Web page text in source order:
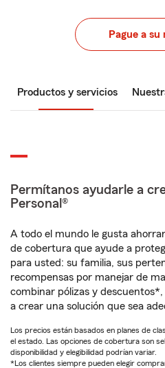
Pague a su
Productos y servicios
Permítanos ayudarle a
Personal®
A todo el mundo le gusta
de cobertura que ayude a
para usted: su familia, sus
recompensas por manejar de
combinar pólizas y
a crear una solución que sea
Los precios están basados en planes de
el estado. Las opciones de cobertura son
disponibilidad y elegibilidad podrían variar.
*Los clientes siempre pueden elegir